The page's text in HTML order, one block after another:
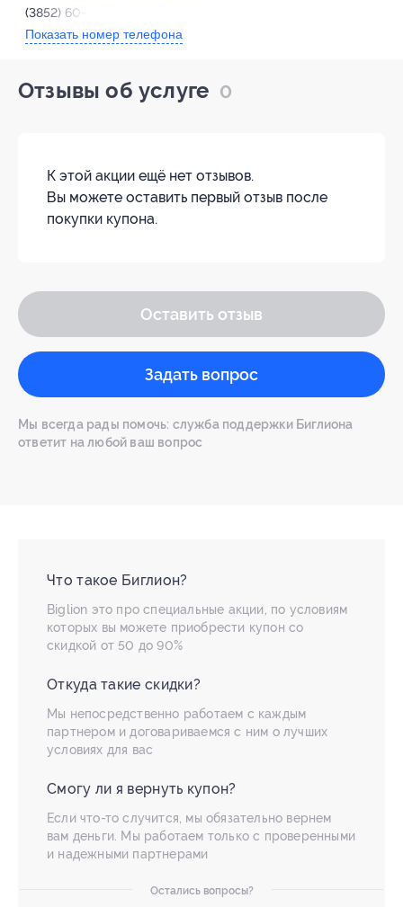
(3852) 60-35-88
Показать номер телефона
Отзывы об услуге 0
К этой акции ещё нет отзывов.
Вы можете оставить первый отзыв после
покупки купона.
Оставить отзыв
Задать вопрос
Мы всегда рады помочь: служба поддержки Биглиона
ответит на любой ваш вопрос
Что такое Биглион?
Biglion это про специальные акции, по условиям
которых вы можете приобрести купон со
скидкой от 50 до 90%
Откуда такие скидки?
Мы непосредственно работаем с каждым
партнером и договариваемся с ним о лучших
условиях для вас
Смогу ли я вернуть купон?
Если что-то случится, мы обязательно вернем
вам деньги. Мы работаем только с проверенными
и надежными партнерами
Остались вопросы?